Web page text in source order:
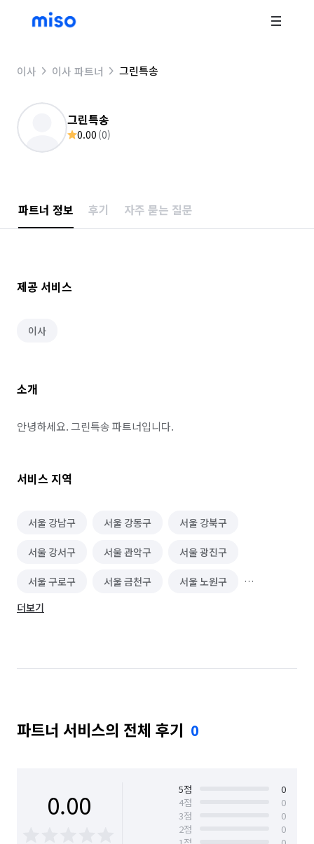
이사 이사 파트너 그린특송
그린특송
0.00 (0)
파트너 정보 후기 자주 묻는 질문
제공 서비스
이사
소개
안녕하세요. 그린특송 파트너입니다.
서비스 지역
서울 강남구 서울 강동구 서울 강북구
서울 강서구 서울 관악구 서울 광진구
서울 구로구 서울 금천구 서울 노원구
서울 도봉구
서울 성동구 서울 성북구 서울 송파구
서울 은평구 서울 종로구 서울 중구
더보기
파트너 서비스의 전체 후기 0
0.00 5점
0
4점
0
3점
0
2점
0